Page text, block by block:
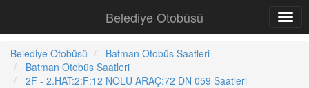
Belediye Otobüsü
Belediye Otobüsü
Batman Otobüs Saatleri
Batman Otobüs Saatleri
2F - 2.HAT:2:F:12 NOLU ARAÇ:72 DN 059 Saatleri